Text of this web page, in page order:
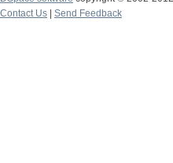
Contact Us
Send Feedback